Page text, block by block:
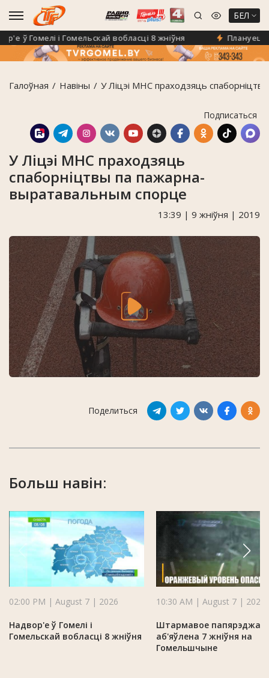
БЕЛ
ў Гомелі і Гомельскай вобласці 8 жніўня Плануеце на
Галоўная Навiны У Ліцэі МНС праходзяць
Подписаться
У Ліцэі МНС праходзяць
спаборніцтвы па пажарна-
выратавальным спорце
13:39 | 9 жніўня | 2019
Поделиться
Больш навін:
02:00 PM | August 7 | 2026
Надвор'е ў Гомелі і
Гомельскай вобласці 8 жніўня
10:30 AM | August 7 | 2026
Штармавое
аб'яўлена 7 жніўня на
Гомельшчыне